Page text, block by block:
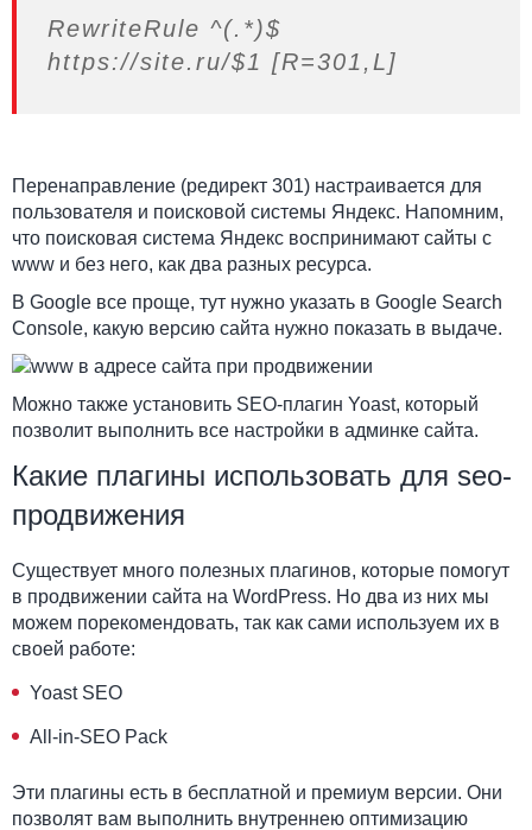
RewriteRule ^(.*)$
https://site.ru/$1 [R=301,L]
Перенаправление (редирект 301) настраивается для
пользователя и поисковой системы Яндекс. Напомним,
что поисковая система Яндекс воспринимают сайты с
www и без него, как два разных ресурса.
В Google все проще, тут нужно указать в Google Search
Console, какую версию сайта нужно показать в выдаче.
Можно также установить SEO-плагин Yoast, который
позволит выполнить все настройки в админке сайта.
Какие плагины использовать для seo-
продвижения
Существует много полезных плагинов, которые помогут
в продвижении сайта на WordPress. Но два из них мы
можем порекомендовать, так как сами используем их в
своей работе:
Yoast SEO
All-in-SEO Pack
Эти плагины есть в бесплатной и премиум версии. Они
позволят вам выполнить внутреннею оптимизацию